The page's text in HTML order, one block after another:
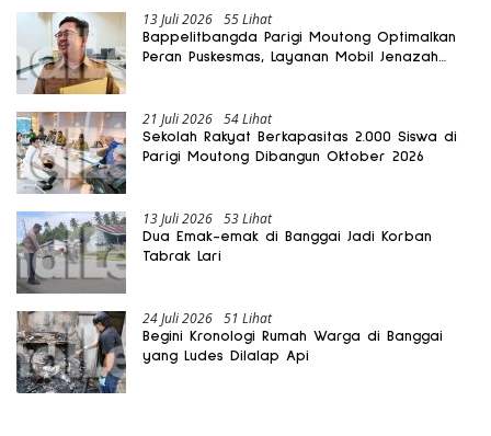
13 Juli 2026 55 Lihat
Bappelitbangda Parigi Moutong Optimalkan
Peran Puskesmas, Layanan Mobil Jenazah
21 Juli 2026 54 Lihat
Sekolah Rakyat Berkapasitas 2.000 Siswa di
Parigi Moutong Dibangun Oktober 2026
13 Juli 2026 53 Lihat
Dua Emak-emak di Banggai Jadi Korban
Tabrak Lari
24 Juli 2026 51 Lihat
Begini Kronologi Rumah Warga di Banggai
yang Ludes Dilalap Api